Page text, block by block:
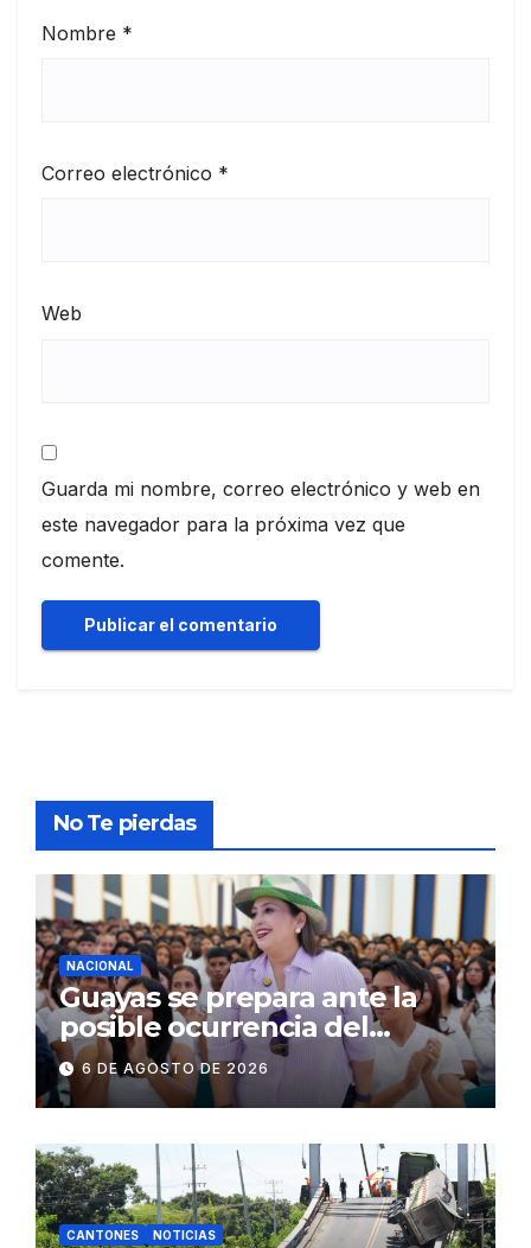
Nombre *
Correo electrónico *
Web
Guarda mi nombre, correo electrónico y web en
este navegador para la próxima vez que
comente.
No Te pierdas
NACIONAL
Guayas se prepara ante la
posible ocurrencia del
fenómeno de El Niño:
Gobierno Nacional capacita a
2.500 jóvenes
6 DE AGOSTO DE 2026
CANTONES NOTICIAS